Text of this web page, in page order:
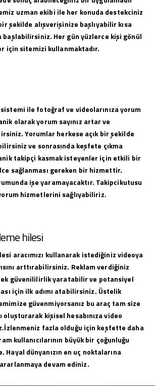
uzman ekibi ile her konuda destekciniz
şekilde alışverişinize başlıyabilir kısa
Her gün yüzlerce kişi gönül
için sitemizi kullanmaktadır.
ile fotoğraf ve videolarınıza yorum
olarak yorum sayınız artar ve
Yorumlar herkese açık bir şekilde
ve sonrasında keşfete çıkma
takipçi kasmak isteyenler için etkili bir
sağlanması gereken bir hizmettir.
işe yaramayacaktır. Takipcikutusu
hizmetlerini sağlıyabiliriz.
hilesi
aracımızı kullanarak istediğiniz videoya
arttırabilirsiniz. Reklam verdiğiniz
güvenililirlik yaratabilir ve potansiyel
için ilk adımı atabilirsiniz. Üstelik
güvenmiyorsanız bu araç tam size
kişisel hesabınıza video
fazla olduğu için keşfette daha
kullanıcılarının büyük bir çoğunluğu
dünyanızın en uç noktalarına
devam ediniz.